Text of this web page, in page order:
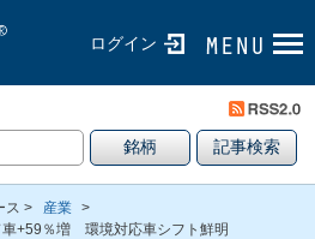
ログイン
ス > 産業 >
+59％増 環境対応車シフト鮮明